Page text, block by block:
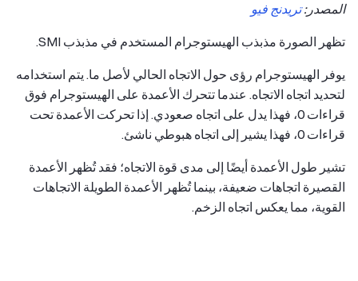
المصدر:تريدنج فيو
تظهر الصورة مذبذب الهيستوجرام المستخدم في مذبذب SMI.
يوفر الهيستوجرام رؤى حول الاتجاه الحالي لأصل ما. يتم استخدامه
لتحديد اتجاه الاتجاه. عندما تتحرك الأعمدة على الهيستوجرام فوق
قراءات 0، فهذا يدل على اتجاه صعودي. إذا تحركت الأعمدة تحت
قراءات 0، فهذا يشير إلى اتجاه هبوطي ناشئ.
تشير طول الأعمدة أيضًا إلى مدى قوة الاتجاه؛ فقد تُظهر الأعمدة
القصيرة اتجاهات ضعيفة، بينما تُظهر الأعمدة الطويلة الاتجاهات
القوية، مما يعكس اتجاه الزخم.